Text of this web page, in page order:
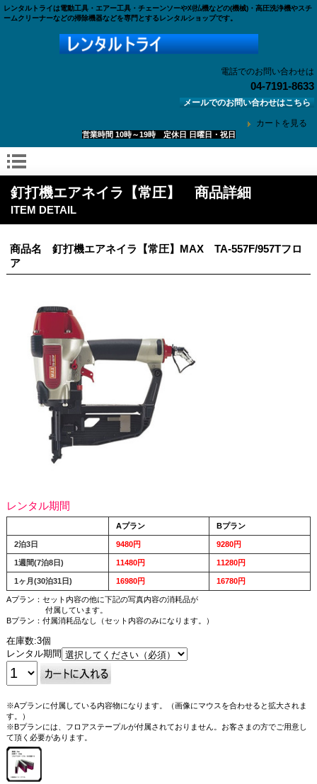
レンタルトライは電動工具・エアー工具・チェーンソーや刈払機などの(機械)・高圧洗浄機やスチ
ームクリーナーなどの掃除機器などを専門とするレンタルショップです。
電話でのお問い合わせは
04-7191-8633
メールでのお問い合わせはこちら
カートを見る
営業時間 10時～19時 定休日 日曜日・祝日
釘打機エアネイラ【常圧】 商品詳細
ITEM DETAIL
商品名 釘打機エアネイラ【常圧】MAX TA-557F/957Tフロ
ア
レンタル期間
Aプラン Bプラン
2泊3日 9480円 9280円
1週間(7泊8日) 11480円 11280円
1ヶ月(30泊31日) 16980円 16780円
Aプラン：セット内容の他に下記の写真内容の消耗品が
付属しています。
Bプラン：付属消耗品なし（セット内容のみになります。）
在庫数:3個
レンタル期間
※Aプランに付属している内容物になります。（画像にマウスを合わせると拡大されま
す。）
※Bプランには、フロアステープルが付属されておりません。お客さまの方でご用意し
て頂く必要があります。